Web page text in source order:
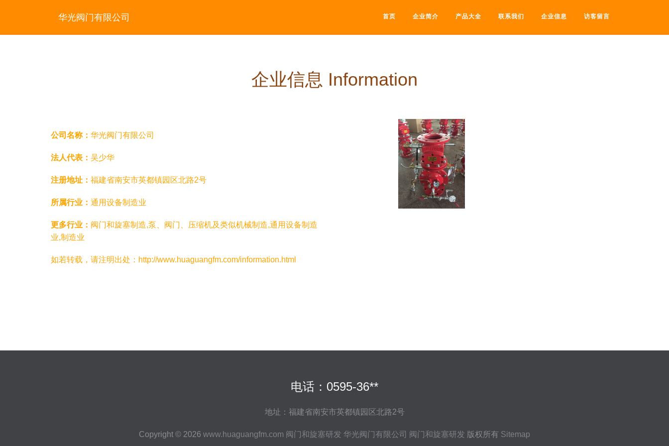
华光阀门有限公司 首页 企业简介 产品大全 联系我们 企业信息 访客留言
企业信息 Information
公司名称： 华光阀门有限公司
法人代表： 吴少华
注册地址： 福建省南安市英都镇园区北路2号
所属行业： 通用设备制造业
更多行业： 阀门和旋塞制造,泵、阀门、压缩机及类似机械制造,通用设备制造
业,制造业
如若转载，请注明出处：http://www.huaguangfm.com/information.html
电话：0595-36**
地址：福建省南安市英都镇园区北路2号
Copyright © 2026 www.huaguangfm.com 阀门和旋塞研发 华光阀门有限公司 阀门和旋塞研发 版权所有 Sitemap